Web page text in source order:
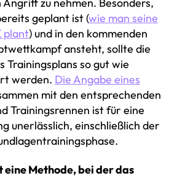
geplant ist (wie man seine
plant) und in den kommenden
ansteht, sollte die
Trainingsplans so gut wie
werden. Die Angabe eines
mit den entsprechenden
Trainingsrennen ist für eine
unerlässlich, einschließlich der
Methode, bei der das